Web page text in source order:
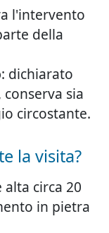
l'intervento
della
: dichiarato
sia
circostante.
la visita?
circa 20
in pietra